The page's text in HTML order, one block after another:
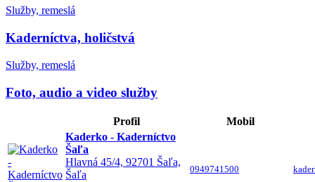
Služby, remeslá
Kaderníctva, holičstvá
Služby, remeslá
Foto, audio a video služby
Profil
Mobil
Kaderko - Kaderníctvo
Šaľa
Hlavná 45/4, 92701 Šaľa,
Šaľa
0949741500